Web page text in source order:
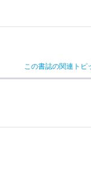
この書誌の関連トピ